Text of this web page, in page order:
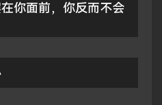
你面前，你反而不会